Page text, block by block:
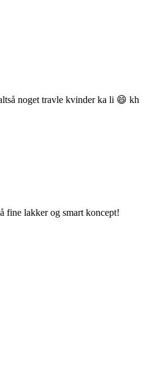
noget travle kvinder ka li 😄 kh
fine lakker og smart koncept!